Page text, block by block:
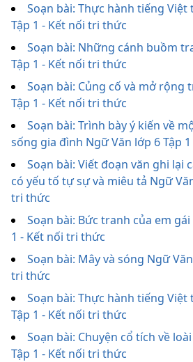
Soạn bài: Thực hành tiếng
Tập 1 - Kết nối tri thức
Soạn bài: Những cánh buồm
Tập 1 - Kết nối tri thức
Soạn bài: Củng cố và mở rộng
Tập 1 - Kết nối tri thức
Soạn bài: Trình bày ý kiến về
sống gia đình Ngữ Văn lớp 6 Tập
Soạn bài: Viết đoạn văn ghi lại
có yếu tố tự sự và miêu tả Ngữ
tri thức
Soạn bài: Bức tranh của em
1 - Kết nối tri thức
Soạn bài: Mây và sóng Ngữ
tri thức
Soạn bài: Thực hành tiếng
Tập 1 - Kết nối tri thức
Soạn bài: Chuyện cổ tích về
Tập 1 - Kết nối tri thức